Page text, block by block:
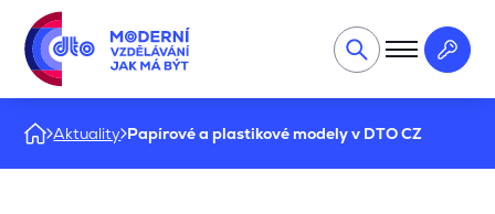
Aktuality Papírové a plastikové modely v DTO CZ